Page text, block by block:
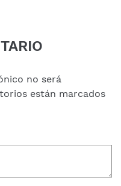
no será
están marcados